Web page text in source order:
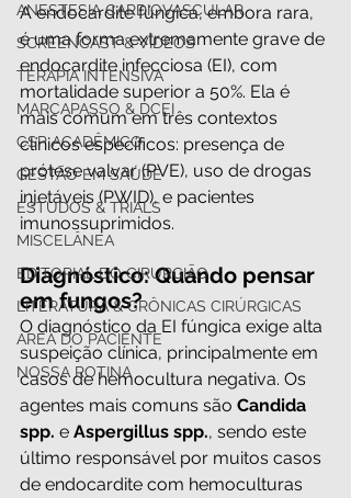
ANESTESIA CARDIOVASCULAR
SCREENCAST & VÍDEOS
TERAPIA INTENSIVA
MARCAPASSO & DCEI
CSP ACADÊMICO
GESTÃO EM SAÚDE
ESTUDOS & TRIALS
MISCELÂNEA
EDITORIAL DO CIRURGIÃO
LITERATURA & CRÔNICAS CIRÚRGICAS
ÁREA DO PACIENTE
NOSSA ROTINA
A endocardite fúngica, embora rara,
é uma forma extremamente grave de
endocardite infecciosa (EI), com
mortalidade superior a 50%. Ela é
mais comum em três contextos
clínicos específicos: presença de
prótese valvar (PVE), uso de drogas
injetáveis (PWID), e pacientes
imunossuprimidos.
Diagnóstico: Quando pensar
em fungos?
O diagnóstico da EI fúngica exige alta
suspeição clínica, principalmente em
casos de hemocultura negativa. Os
agentes mais comuns são Candida
spp. e Aspergillus spp., sendo este
último responsável por muitos casos
de endocardite com hemoculturas